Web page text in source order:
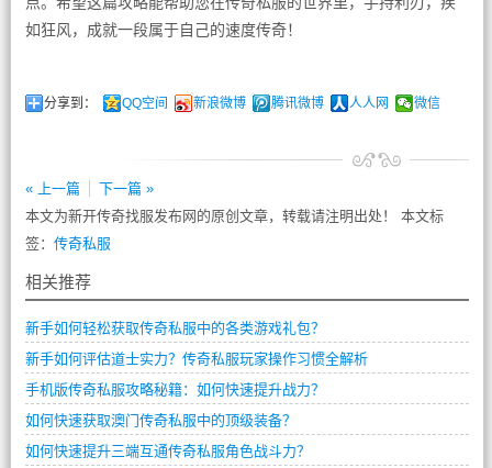
如狂风，成就一段属于自己的速度传奇！
分享到： QQ空间 新浪微博 腾讯微博 人人网 微信
« 上一篇
下一篇 »
本文为新开传奇找服发布网的原创文章，转载请注明出处！ 本文标
签： 传奇私服
相关推荐
新手如何轻松获取传奇私服中的各类游戏礼包？
新手如何评估道士实力？传奇私服玩家操作习惯全解析
手机版传奇私服攻略秘籍：如何快速提升战力？
如何快速获取澳门传奇私服中的顶级装备？
如何快速提升三端互通传奇私服角色战斗力？